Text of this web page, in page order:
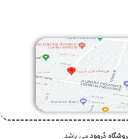
دُروودمی باشد.